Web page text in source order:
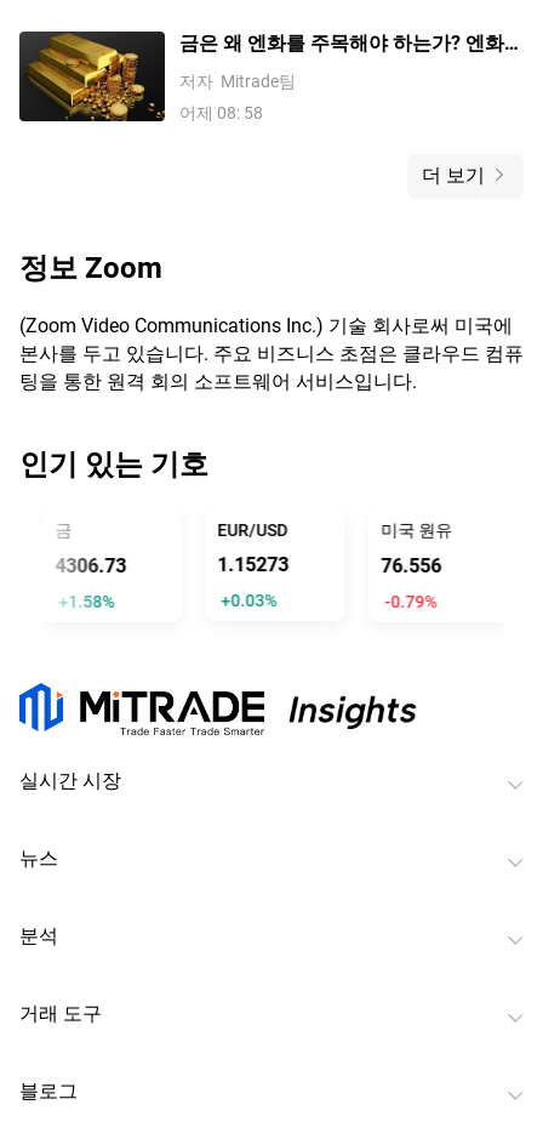
금은 왜 엔화를 주목해야 하는가? 엔화가
금에 미치는 영향에 대한 상세 분석
저자 Mitrade팀
어제 08: 58
더 보기
정보Zoom
(Zoom Video Communications Inc.) 기술 회사로써 미국에
본사를 두고 있습니다. 주요 비즈니스 초점은 클라우드 컴퓨
팅을 통한 원격 회의 소프트웨어 서비스입니다.
인기 있는 기호
금
4306.73
+1.58%
EUR/USD
1.15273
+0.03%
미국 원유
76.556
-0.79%
실시간 시장
뉴스
분석
거래 도구
블로그